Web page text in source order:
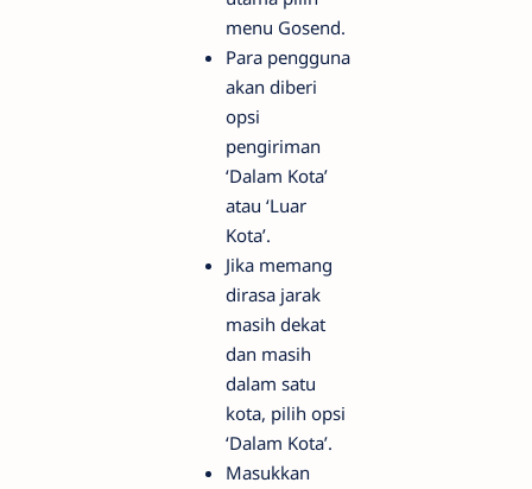
menu Gosend.
Para pengguna
akan diberi
opsi
pengiriman
‘Dalam Kota’
atau ‘Luar
Kota’.
Jika memang
dirasa jarak
masih dekat
dan masih
dalam satu
kota, pilih opsi
‘Dalam Kota’.
Masukkan